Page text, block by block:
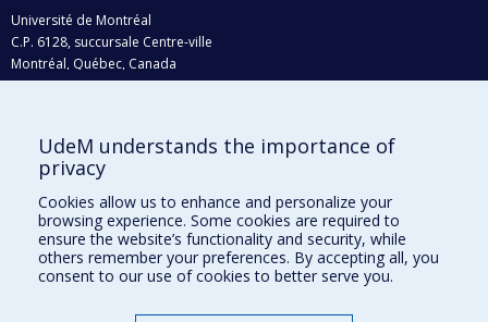
Université de Montréal
C.P. 6128, succursale Centre-ville
Montréal, Québec, Canada
H3C 3J7
Qui fait quoi?
Nous trouver
Plan du site
Accessibilité
UdeM understands the importance of
privacy
Cookies allow us to enhance and personalize your
browsing experience. Some cookies are required to
ensure the website’s functionality and security, while
others remember your preferences. By accepting all, you
consent to our use of cookies to better serve you.